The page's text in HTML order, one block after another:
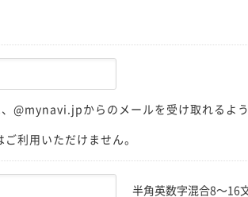
@mynavi.jpからのメールを受け取れるよ
利用いただけません。
半角英数字混合8〜16